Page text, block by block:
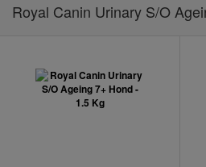
Royal Canin Urinary S/O